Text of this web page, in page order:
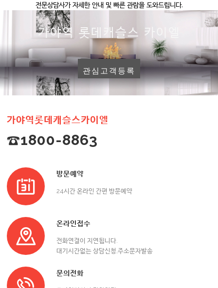
전문상담사가 자세한 안내 및 빠른 관람을 도와드립니다.
가야역 롯데캐슬스 카이엘
관심고객등록
가야역롯데캐슬스카이엘
☎1800-8863
방문예약
24시간 온라인 간편 방문예약
온라인접수
전화연결이 지연됩니다.
대기시간없는 상담신청,주소문자발송
문의전화